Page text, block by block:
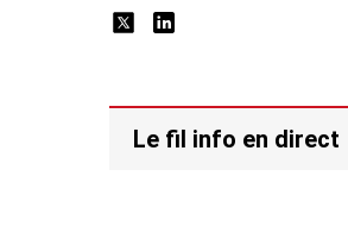
Le fil info en direct